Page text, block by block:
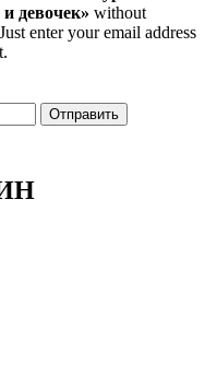
девочек» without
enter your email address